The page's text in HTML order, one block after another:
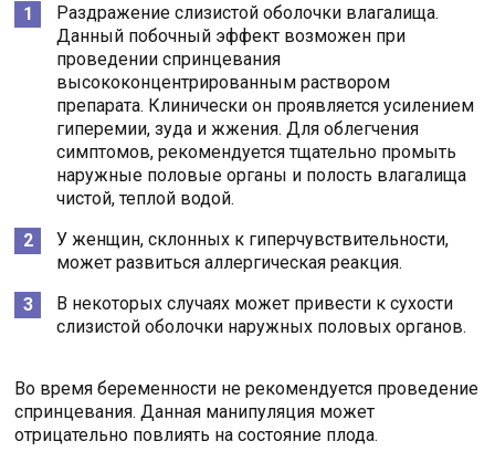
Раздражение слизистой оболочки влагалища.
Данный побочный эффект возможен при
проведении спринцевания
высококонцентрированным раствором
препарата. Клинически он проявляется усилением
гиперемии, зуда и жжения. Для облегчения
симптомов, рекомендуется тщательно промыть
наружные половые органы и полость влагалища
чистой, теплой водой.
У женщин, склонных к гиперчувствительности,
может развиться аллергическая реакция.
В некоторых случаях может привести к сухости
слизистой оболочки наружных половых органов.
Во время беременности не рекомендуется проведение
спринцевания. Данная манипуляция может
отрицательно повлиять на состояние плода.